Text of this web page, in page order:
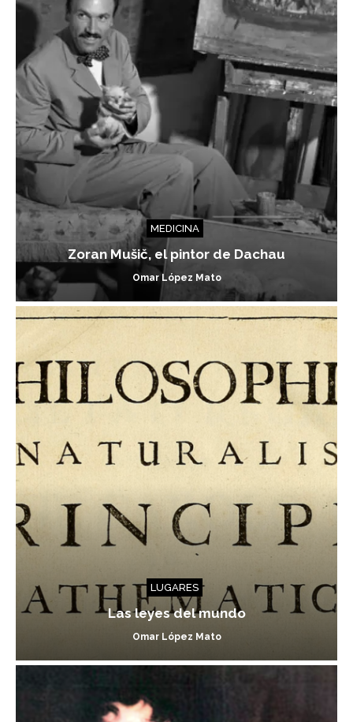
MEDICINA
Zoran Mušič, el pintor de Dachau
Omar López Mato
LUGARES
Las leyes del mundo
Omar López Mato